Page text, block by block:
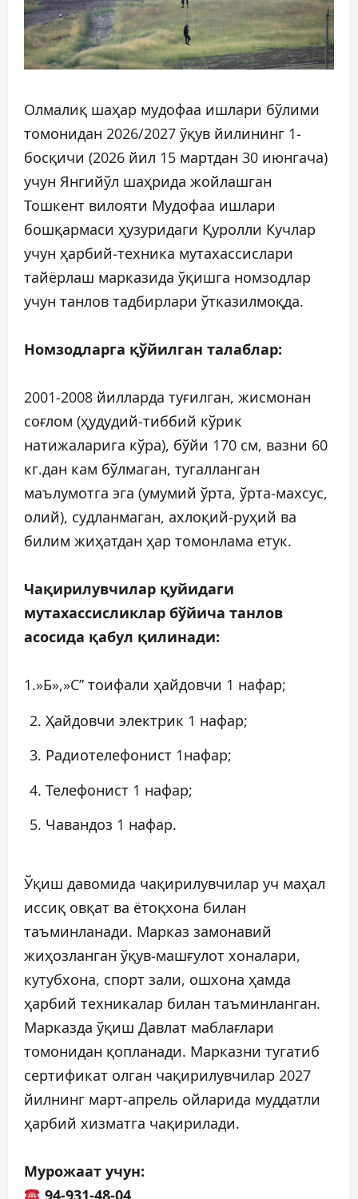
Олмалиқ шаҳар мудофаа ишлари бўлими
томонидан 2026/2027 ўқув йилининг 1-
босқичи (2026 йил 15 мартдан 30 июнгача)
учун Янгийўл шаҳрида жойлашган
Тошкент вилояти Мудофаа ишлари
бошқармаси ҳузуридаги Қуролли Кучлар
учун ҳарбий-техника мутахассислари
тайёрлаш марказида ўқишга номзодлар
учун танлов тадбирлари ўтказилмоқда.
Номзодларга қўйилган талаблар:
2001-2008 йилларда туғилган, жисмонан
соғлом (ҳудудий-тиббий кўрик
натижаларига кўра), бўйи 170 см, вазни 60
кг.дан кам бўлмаган, тугалланган
маълумотга эга (умумий ўрта, ўрта-махсус,
олий), судланмаган, ахлоқий-руҳий ва
билим жиҳатдан ҳар томонлама етук.
Чақирилувчилар қуйидаги
мутахассисликлар бўйича танлов
асосида қабул қилинади:
1.»Б»,»C” тоифали ҳайдовчи 1 нафар;
Ҳайдовчи электрик 1 нафар;
Радиотелефонист 1нафар;
Телефонист 1 нафар;
Чавандоз 1 нафар.
Ўқиш давомида чақирилувчилар уч маҳал
иссиқ овқат ва ётоқхона билан
таъминланади. Марказ замонавий
жиҳозланган ўқув-машғулот хоналари,
кутубхона, спорт зали, ошхона ҳамда
ҳарбий техникалар билан таъминланган.
Марказда ўқиш Давлат маблағлари
томонидан қопланади. Марказни тугатиб
сертификат олган чақирилувчилар 2027
йилнинг март-апрель ойларида муддатли
ҳарбий хизматга чақирилади.
Мурожаат учун:
94-931-48-04,